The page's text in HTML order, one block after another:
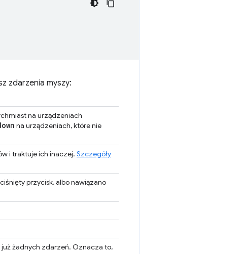
zdarzenia myszy:
na urządzeniach
na urządzeniach, które nie
i traktuje ich inaczej. Szczegóły
przycisk, albo nawiązano
już żadnych zdarzeń. Oznacza to,